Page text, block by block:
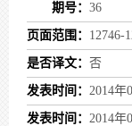
期号： 36
页面范围： 12746-
是否译文： 否
发表时间： 2014年
发表时间： 2014年